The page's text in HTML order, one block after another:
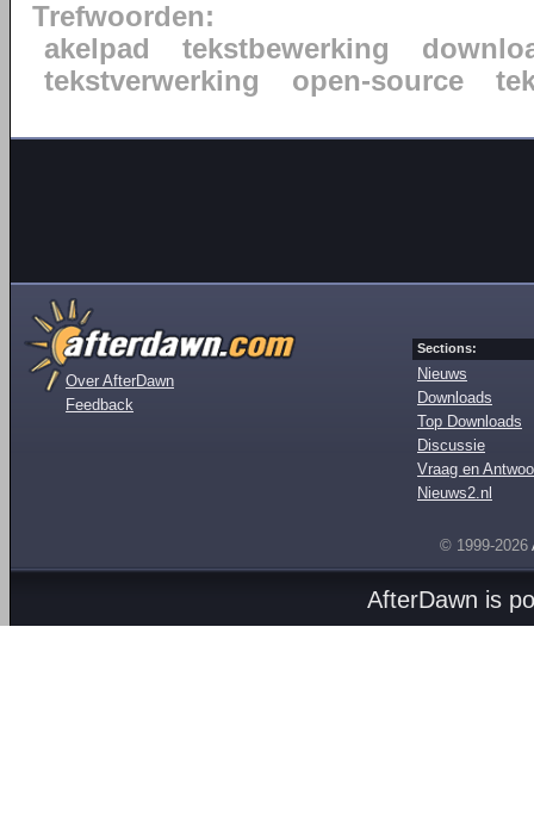
Trefwoorden:
akelpad
tekstbewerking
tekstverwerking
open-source
Over AfterDawn
Feedback
Sections:
Nieuws
Downloads
Top Downloads
Discussie
Vraag en
Nieuws2.nl
© 1999-2026
AfterDawn is